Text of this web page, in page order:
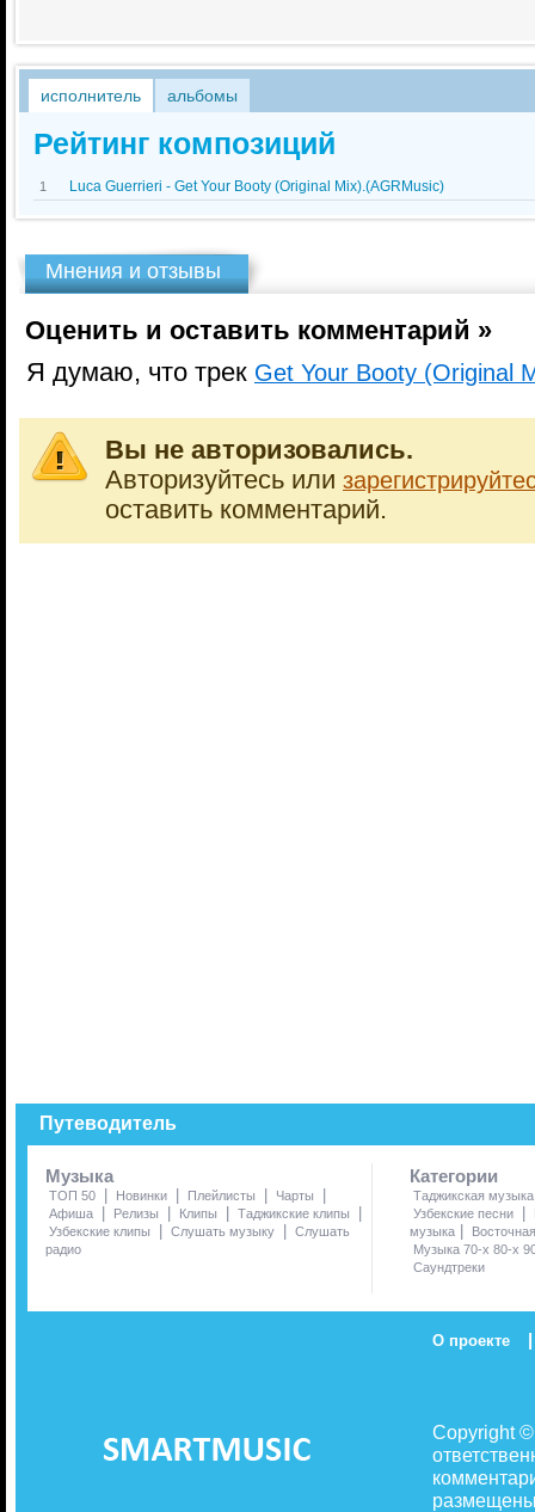
исполнитель альбомы
Рейтинг композиций
1 Luca Guerrieri - Get Your Booty (Original Mix).(AGRMusic)
Мнения и отзывы
Оценить и оставить комментарий »
Я думаю, что трек Get Your Booty (Original
Вы не авторизовались.
Авторизуйтесь или
оставить комментарий.
Путеводитель
Музыка
ТОП 50 | Новинки | Плейлисты | Чарты |
Афиша | Релизы | Клипы | Таджикские клипы |
Узбекские клипы | Слушать музыку | Слушать
радио
Категории
Таджикская музыка
Узбекские песни
|
музыка |
Музыка 70-х 80-х
Саундтреки
О проекте |
Copyright
размещены